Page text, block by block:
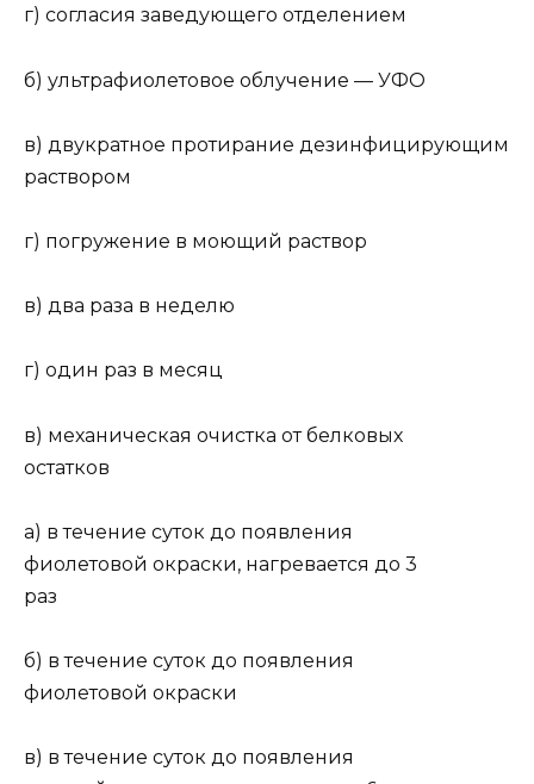
г) согласия заведующего отделением
б) ультрафиолетовое облучение — УФО
в) двукратное протирание дезинфицирующим
раствором
г) погружение в моющий раствор
в) два раза в неделю
г) один раз в месяц
в) механическая очистка от белковых
остатков
а) в течение суток до появления
фиолетовой окраски, нагревается до 3
раз
б) в течение суток до появления
фиолетовой окраски
в) в течение суток до появления